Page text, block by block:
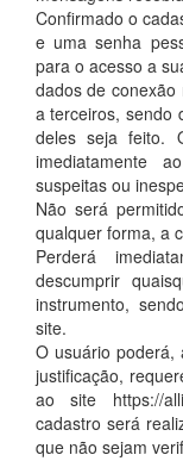
Confirmado o
e uma senha
para o acesso a
dados de
a terceiros, sendo
deles seja feito.
imediatamente
suspeitas ou
Não será
qualquer forma, a
Perderá
descumprir
instrumento,
site.
O usuário poderá,
justificação,
ao site https://
cadastro será
que não sejam